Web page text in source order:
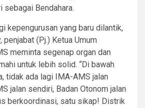
sebagai Bendahara.
kepengurusan yang baru dilantik,
penjabat (Pj.) Ketua Umum
meminta segenap organ dan
untuk lebih solid. “Di bawah
tidak ada lagi IMA-AMS jalan
jalan sendiri, Badan Otonom jalan
berkoordinasi, satu sikap! Distrik